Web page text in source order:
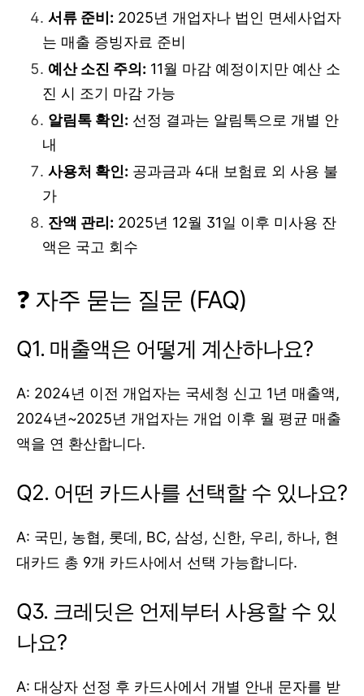
서류 준비: 2025년 개업자나 법인 면세사업자
는 매출 증빙자료 준비
예산 소진 주의: 11월 마감 예정이지만 예산 소
진 시 조기 마감 가능
알림톡 확인: 선정 결과는 알림톡으로 개별 안
내
사용처 확인: 공과금과 4대 보험료 외 사용 불
가
잔액 관리: 2025년 12월 31일 이후 미사용 잔
액은 국고 회수
❓ 자주 묻는 질문 (FAQ)
Q1. 매출액은 어떻게 계산하나요?
A: 2024년 이전 개업자는 국세청 신고 1년 매출액,
2024년~2025년 개업자는 개업 이후 월 평균 매출
액을 연 환산합니다.
Q2. 어떤 카드사를 선택할 수 있나요?
A: 국민, 농협, 롯데, BC, 삼성, 신한, 우리, 하나, 현
대카드 총 9개 카드사에서 선택 가능합니다.
Q3. 크레딧은 언제부터 사용할 수 있
나요?
A: 대상자 선정 후 카드사에서 개별 안내 문자를 받